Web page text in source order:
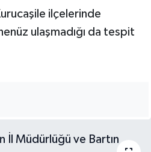
ilçelerinde
ulaşmadığı da tespit